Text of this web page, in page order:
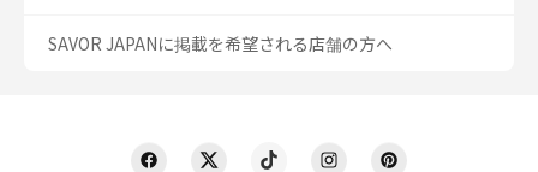
SAVOR JAPANに掲載を希望される店舗の方へ